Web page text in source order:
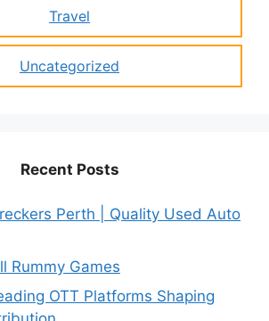
Travel
Uncategorized
Recent Posts
Perth | Quality Used Auto
Rummy Games
OTT Platforms Shaping